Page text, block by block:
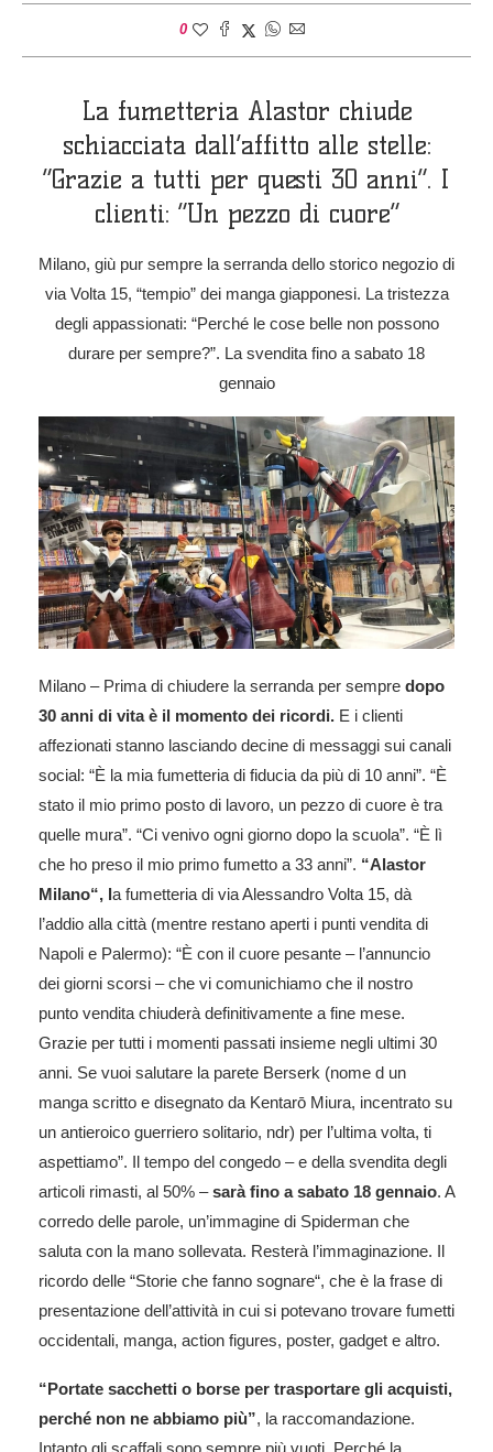
0
La fumetteria Alastor chiude
schiacciata dall’affitto alle stelle:
“Grazie a tutti per questi 30 anni”. I
clienti: “Un pezzo di cuore”
Milano, giù pur sempre la serranda dello storico negozio di
via Volta 15, “tempio” dei manga giapponesi. La tristezza
degli appassionati: “Perché le cose belle non possono
durare per sempre?”. La svendita fino a sabato 18
gennaio
Milano – Prima di chiudere la serranda per sempre dopo
30 anni di vita è il momento dei ricordi. E i clienti
affezionati stanno lasciando decine di messaggi sui canali
social: “È la mia fumetteria di fiducia da più di 10 anni”. “È
stato il mio primo posto di lavoro, un pezzo di cuore è tra
quelle mura”. “Ci venivo ogni giorno dopo la scuola”. “È lì
che ho preso il mio primo fumetto a 33 anni”. “Alastor
Milano“, la fumetteria di via Alessandro Volta 15, dà
l’addio alla città (mentre restano aperti i punti vendita di
Napoli e Palermo): “È con il cuore pesante – l’annuncio
dei giorni scorsi – che vi comunichiamo che il nostro
punto vendita chiuderà definitivamente a fine mese.
Grazie per tutti i momenti passati insieme negli ultimi 30
anni. Se vuoi salutare la parete Berserk (nome d un
manga scritto e disegnato da Kentarō Miura, incentrato su
un antieroico guerriero solitario, ndr) per l’ultima volta, ti
aspettiamo”. Il tempo del congedo – e della svendita degli
articoli rimasti, al 50% –sarà fino a sabato 18 gennaio. A
corredo delle parole, un’immagine di Spiderman che
saluta con la mano sollevata. Resterà l’immaginazione. Il
ricordo delle “Storie che fanno sognare“, che è la frase di
presentazione dell’attività in cui si potevano trovare fumetti
occidentali, manga, action figures, poster, gadget e altro.
“Portate sacchetti o borse per trasportare gli acquisti,
perché non ne abbiamo più”, la raccomandazione.